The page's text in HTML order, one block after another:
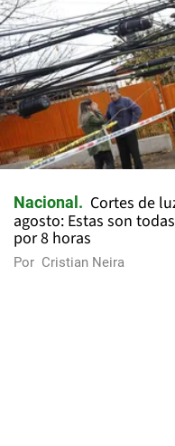
Nacional
Cortes de
agosto: Estas son
por 8 horas
Por Cristian Neira